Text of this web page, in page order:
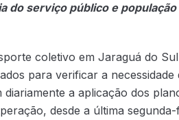
do serviço público e
coletivo em Jaraguá do
para verificar a necessidade
a aplicação dos
desde a última segunda-